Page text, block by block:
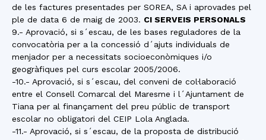
de les factures presentades per SOREA, SA i aprovades pel
ple de data 6 de maig de 2003. CI SERVEIS PERSONALS
9.- Aprovació, si s´escau, de les bases reguladores de la
convocatòria per a la concessió d´ajuts individuals de
menjador per a necessitats socioeconòmiques i/o
geogràfiques pel curs escolar 2005/2006.
-10.- Aprovació, si s´escau, del conveni de col·laboració
entre el Consell Comarcal del Maresme i l´Ajuntament de
Tiana per al finançament del preu públic de transport
escolar no obligatori del CEIP Lola Anglada.
-11.- Aprovació, si s´escau, de la proposta de distribució